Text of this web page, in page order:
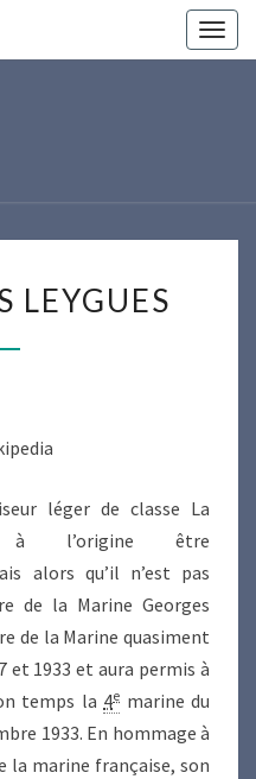
LEYGUES
léger de classe La
à l’origine être
alors qu’il n’est pas
de la Marine Georges
de la Marine quasiment
et 1933 et aura permis à
temps la 4e marine du
1933. En hommage à
la marine française, son